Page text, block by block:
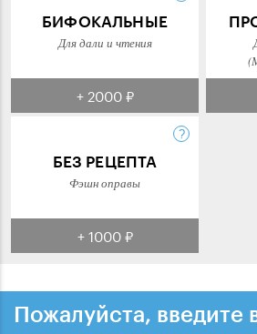
БИФОКАЛЬНЫЕ
Для дали и чтения
+ 2000 ₽
БЕЗ РЕЦЕПТА
Фэшн оправы
+ 1000 ₽
Пожалуйста, введите